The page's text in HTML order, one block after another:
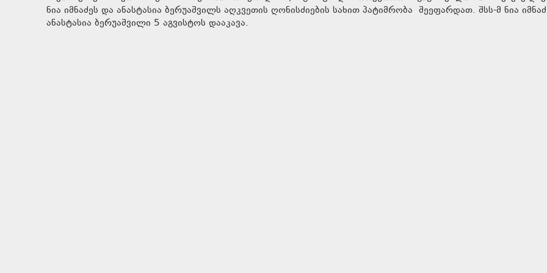
ნია იმნაძეს და ანასტასია ბერუაშვილს აღკვეთის ღონისძიების სახით პატიმრობა შეეფარდათ. შსს-მ ნია
ანასტასია ბერუაშვილი 5 აგვისტოს დააკავა.